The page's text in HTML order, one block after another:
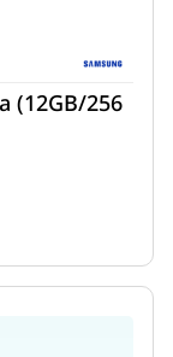
(12GB/256